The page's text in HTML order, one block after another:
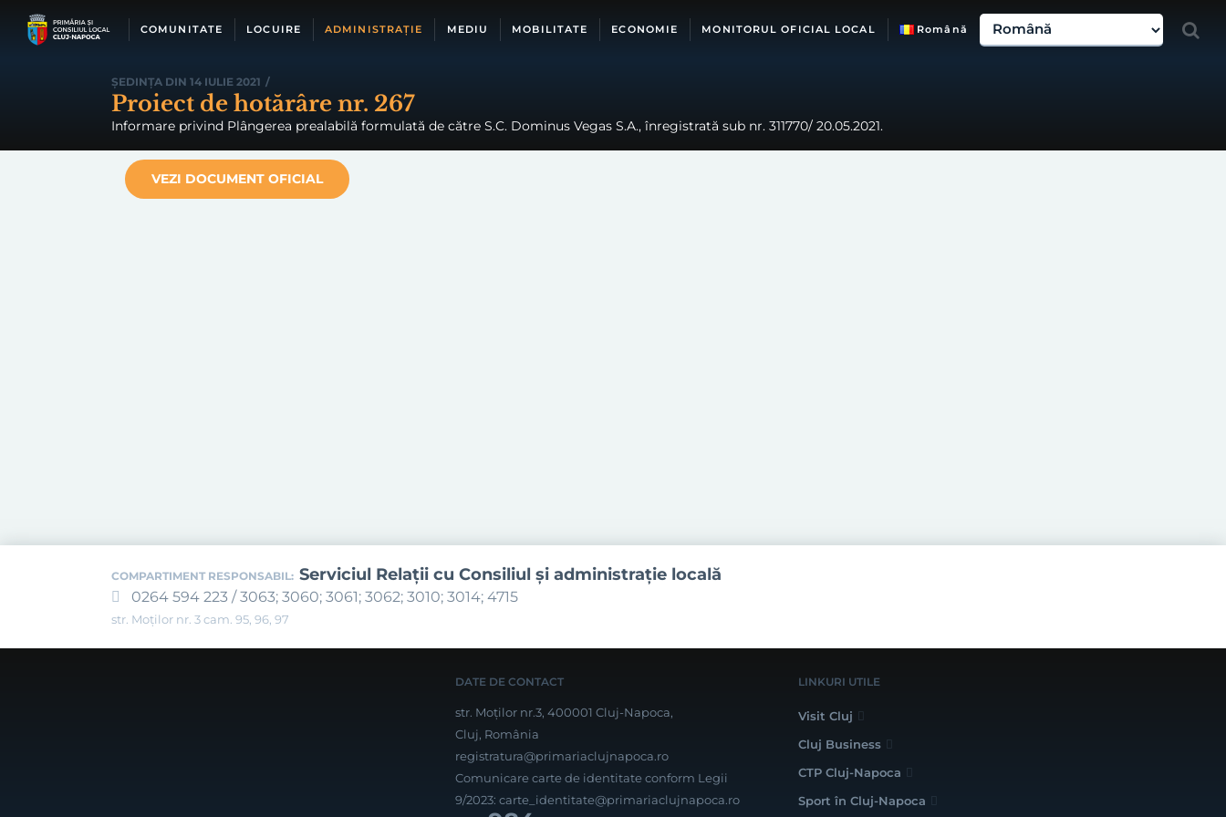
COMUNITATE LOCUIRE ADMINISTRAȚIE MEDIU MOBILITATE ECONOMIE MONITORUL OFICIAL LOCAL Română
ȘEDINȚA DIN 14 IULIE 2021 /
Proiect de hotărâre nr. 267
Informare privind Plângerea prealabilă formulată de către S.C. Dominus Vegas S.A., înregistrată sub nr. 311770/ 20.05.2021.
VEZI DOCUMENT OFICIAL
COMPARTIMENT RESPONSABIL: Serviciul Relaţii cu Consiliul şi administraţie locală
0264 594 223 / 3063; 3060; 3061; 3062; 3010; 3014; 4715
str. Moților nr. 3 cam. 95, 96, 97
DATE DE CONTACT
str. Moților nr.3, 400001 Cluj-Napoca,
Cluj, România
registratura@primariaclujnapoca.ro
Comunicare carte de identitate conform Legii
9/2023: carte_identitate@primariaclujnapoca.ro
LINKURI UTILE
Visit Cluj
Cluj Business
CTP Cluj-Napoca
Sport în Cluj-Napoca